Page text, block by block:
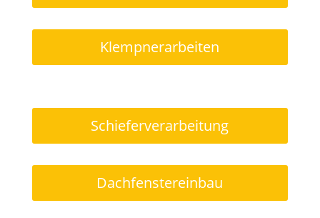
Klempnerarbeiten
Schieferverarbeitung
Dachfenstereinbau